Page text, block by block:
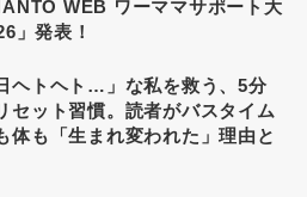
WEB ワーママサポート大
」発表！
ヘトヘト…」な私を救う、5分
セット習慣。読者がバスタイム
体も「生まれ変われた」理由と